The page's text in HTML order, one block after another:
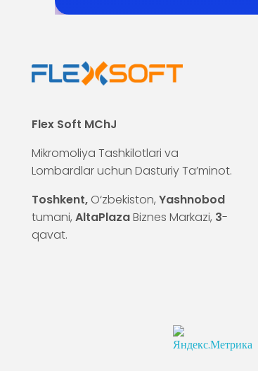
Flex Soft MChJ
Mikromoliya Tashkilotlari va
Lombardlar uchun Dasturiy Ta’minot.
Toshkent, O‘zbekiston, Yashnobod
tumani, AltaPlazaBiznes Markazi, 3-
qavat.